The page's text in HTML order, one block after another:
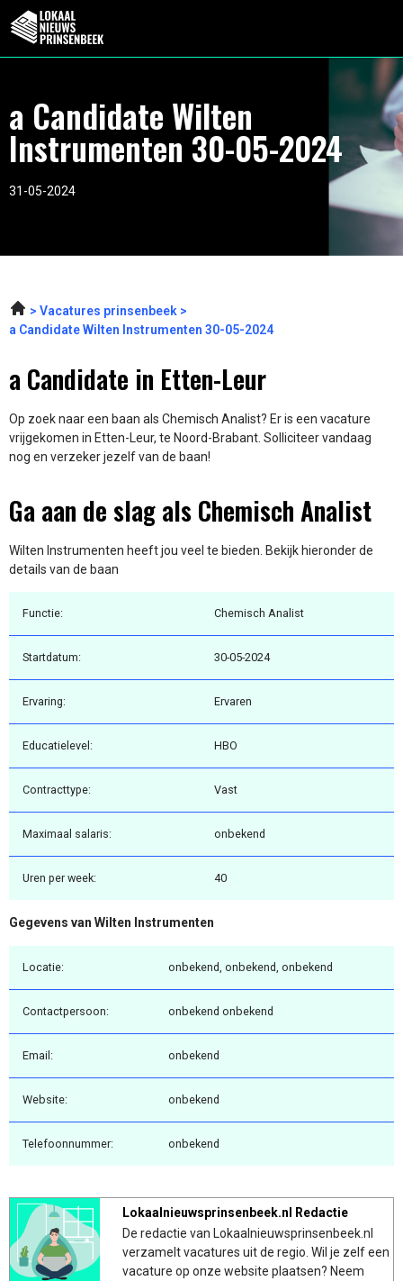
a Candidate Wilten
Instrumenten 30-05-2024
31-05-2024
Vacatures prinsenbeek
a Candidate Wilten Instrumenten 30-05-2024
a Candidate in Etten-Leur
Op zoek naar een baan als Chemisch Analist? Er is een vacature
vrijgekomen in Etten-Leur, te Noord-Brabant. Solliciteer vandaag
nog en verzeker jezelf van de baan!
Ga aan de slag als Chemisch Analist
Wilten Instrumenten heeft jou veel te bieden. Bekijk hieronder de
details van de baan
Functie: Chemisch Analist
Startdatum: 30-05-2024
Ervaring: Ervaren
Educatielevel: HBO
Contracttype: Vast
Maximaal salaris: onbekend
Uren per week: 40
Gegevens van Wilten Instrumenten
Locatie: onbekend, onbekend, onbekend
Contactpersoon: onbekend onbekend
Email: onbekend
Website: onbekend
Telefoonnummer: onbekend
Lokaalnieuwsprinsenbeek.nl Redactie
De redactie van Lokaalnieuwsprinsenbeek.nl
verzamelt vacatures uit de regio. Wil je zelf een
vacature op onze website plaatsen? Neem